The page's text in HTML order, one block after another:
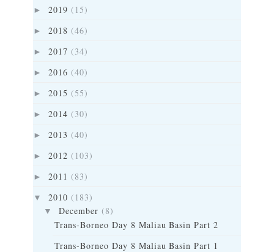
► 2019 (15)
► 2018 (46)
► 2017 (34)
► 2016 (40)
► 2015 (55)
► 2014 (30)
► 2013 (40)
► 2012 (103)
► 2011 (83)
▼ 2010 (183)
▼ December (8)
Trans-Borneo Day 8 Maliau Basin Part 2
Trans-Borneo Day 8 Maliau Basin Part 1